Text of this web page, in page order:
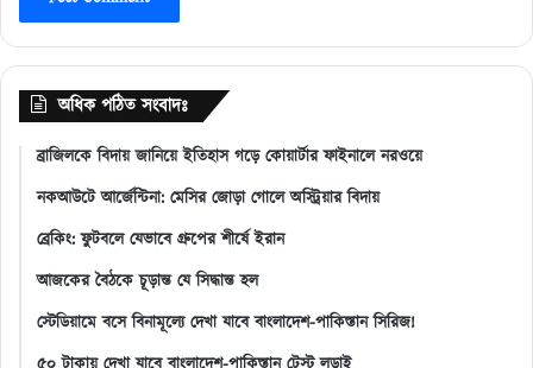
অধিক পঠিত সংবাদঃ
ব্রাজিলকে বিদায় জানিয়ে ইতিহাস গড়ে কোয়ার্টার ফাইনালে নরওয়ে
নকআউটে আর্জেন্টিনা: মেসির জোড়া গোলে অস্ট্রিয়ার বিদায়
ব্রেকিং: ফুটবলে যেভাবে গ্রুপের শীর্ষে ইরান
আজকের বৈঠকে চূড়ান্ত যে সিদ্ধান্ত হল
স্টেডিয়ামে বসে বিনামূল্যে দেখা যাবে বাংলাদেশ-পাকিস্তান সিরিজ!